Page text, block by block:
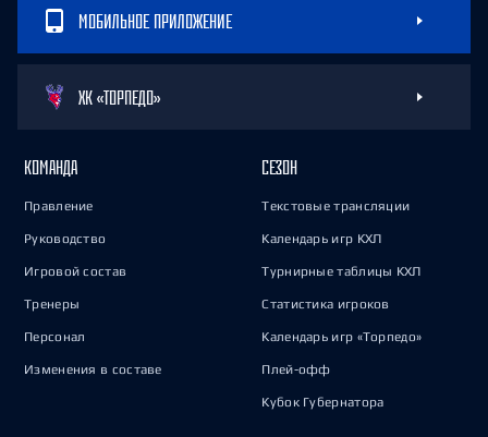
МОБИЛЬНОЕ ПРИЛОЖЕНИЕ
ХК «ТОРПЕДО»
КОМАНДА
Правление
Руководство
Игровой состав
Тренеры
Персонал
Изменения в составе
СЕЗОН
Текстовые трансляции
Календарь игр КХЛ
Турнирные таблицы КХЛ
Статистика игроков
Календарь игр «Торпедо»
Плей-офф
Кубок Губернатора